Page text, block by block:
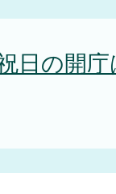
日の開